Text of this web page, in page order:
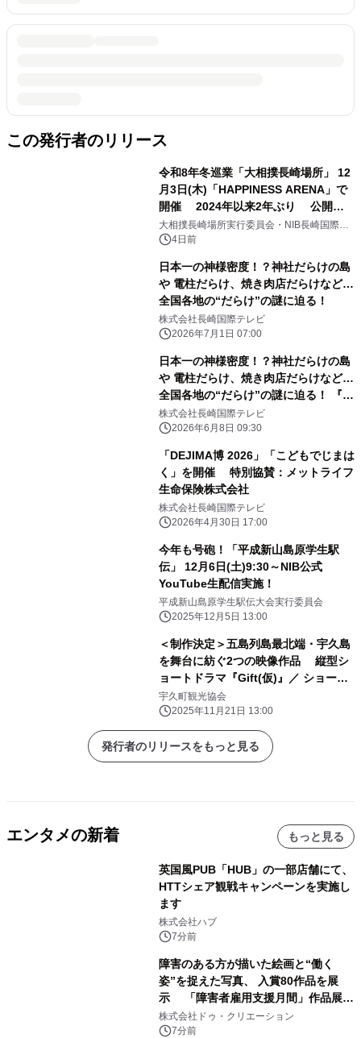
この発行者のリリース
令和8年冬巡業「大相撲長崎場所」 12
月3日(木)「HAPPINESS ARENA」で
開催 2024年以来2年ぶり 公開稽
古から取組、交流企画まで、大相撲の
魅力に触れる一日
大相撲長崎場所実行委員会・NIB長崎国際テ
レビ4日前
日本一の神様密度！？神社だらけの島
や 電柱だらけ、焼き肉店だらけなど…
全国各地の“だらけ”の謎に迫る！
株式会社長崎国際テレビ
2026年7月1日 07:00
日本一の神様密度！？神社だらけの島
や 電柱だらけ、焼き肉店だらけなど…
全国各地の“だらけ”の謎に迫る！ 『突
撃!!だらけJAPAN ～密集にはワケが
ある～』 6月27日(土)午後3時から日本
株式会社長崎国際テレビ
2026年6月8日 09:30
「DEJIMA博 2026」「こどもでじまは
く」を開催 特別協賛：メットライフ
生命保険株式会社
株式会社長崎国際テレビ
2026年4月30日 17:00
今年も号砲！「平成新山島原学生駅
伝」 12月6日(土)9:30～NIB公式
YouTube生配信実施！
平成新山島原学生駅伝大会実行委員会
2025年12月5日 13:00
＜制作決定＞五島列島最北端・宇久島
を舞台に紡ぐ2つの映像作品 縦型シ
ョートドラマ『Gift(仮)』／ ショート
フィルム『Present(仮)』
宇久町観光協会
2025年11月21日 13:00
発行者のリリースをもっと見る
エンタメの新着 もっと見る
英国風PUB「HUB」の一部店舗にて、
HTTシェア観戦キャンペーンを実施し
ます
株式会社ハブ
7分前
障害のある方が描いた絵画と“働く
姿”を捉えた写真、 入賞80作品を展
示 「障害者雇用支援月間」作品展示
会を 東京・愛知で開催
株式会社ドゥ・クリエーション
7分前